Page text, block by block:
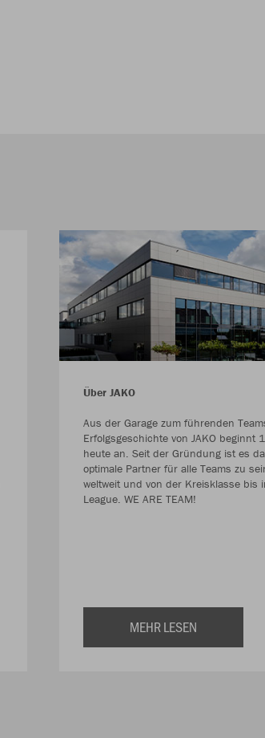
Über JAKO
Aus der Garage zum führenden
Erfolgsgeschichte von JAKO beginnt
heute an. Seit der Gründung ist es
optimale Partner für alle Teams zu
weltweit und von der Kreisklasse bis
League. WE ARE TEAM!
MEHR LESEN